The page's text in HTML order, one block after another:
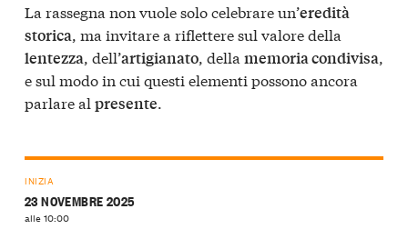
La rassegna non vuole solo celebrare un’eredità
storica, ma invitare a riflettere sul valore della
lentezza, dell’artigianato, della memoria condivisa,
e sul modo in cui questi elementi possono ancora
parlare al presente.
INIZIA
23 NOVEMBRE 2025
alle 10:00